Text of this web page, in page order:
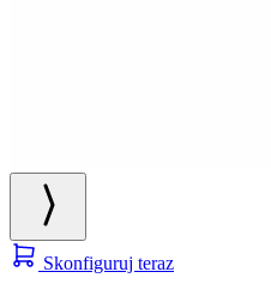
Skonfiguruj teraz